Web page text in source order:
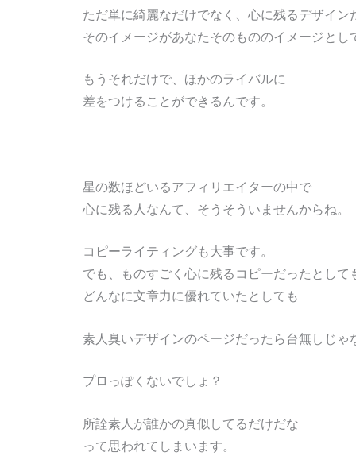
ただ単に綺麗なだけでなく、心に残るデザイン
そのイメージがあなたそのもののイメージとし
もうそれだけで、ほかのライバルに
差をつけることができるんです。
星の数ほどいるアフィリエイターの中で
心に残る人なんて、そうそういませんからね。
コピーライティングも大事です。
でも、ものすごく心に残るコピーだったとして
どんなに文章力に優れていたとしても
素人臭いデザインのページだったら台無しじゃ
プロっぽくないでしょ？
所詮素人が誰かの真似してるだけだな
って思われてしまいます。